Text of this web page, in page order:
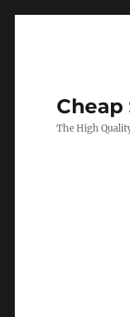
Cheap
The High